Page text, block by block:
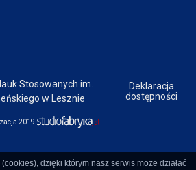
Stosowanych im.
w Lesznie
Deklaracja
dostępności
2019
dzięki którym nasz serwis może działać